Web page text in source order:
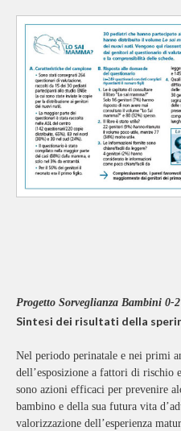
Progetto Sorveglianza Bambini 0-
Sintesi dei risultati della
Nel periodo perinatale e nei primi
dell’esposizione a fattori di
sono azioni efficaci per prevenire
bambino e della sua futura vita
valorizzazione dell’esperienza